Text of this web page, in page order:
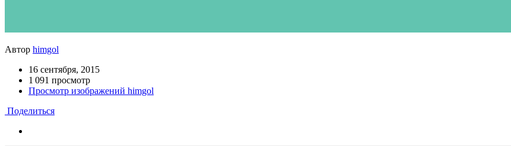
Автор himgol
16 сентября, 2015
1 091 просмотр
Просмотр изображений himgol
Поделиться